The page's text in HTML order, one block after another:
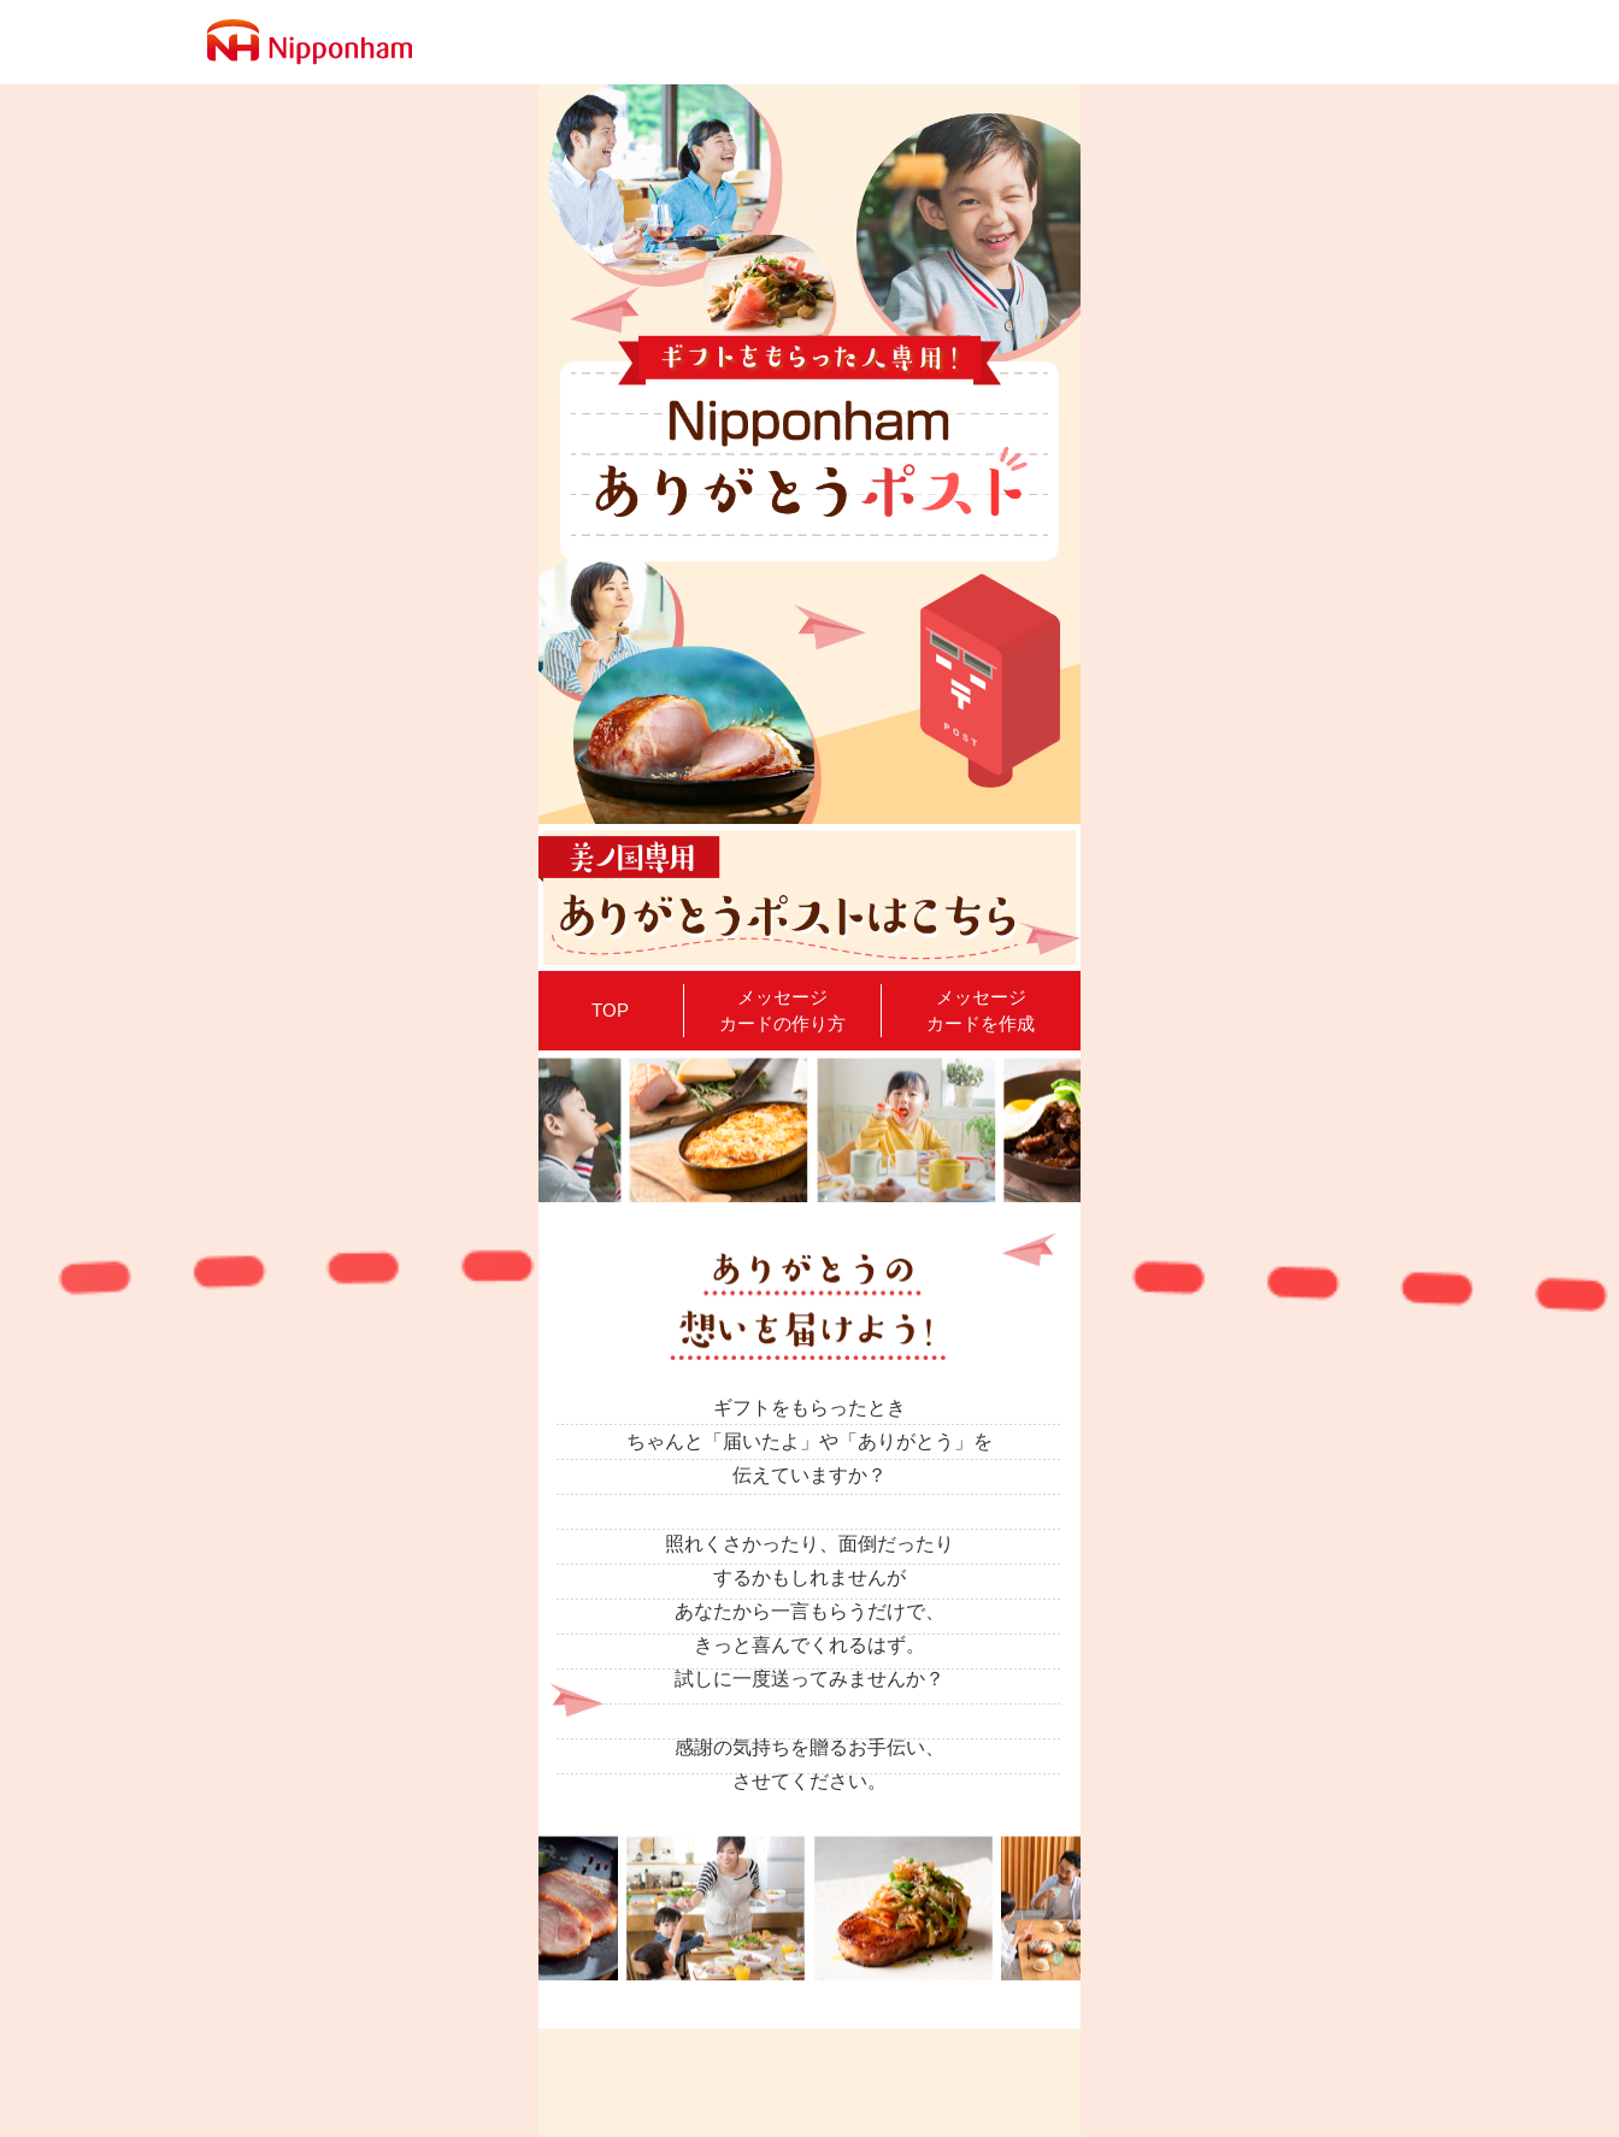
TOP
メッセージ
カードの作り方
メッセージ
カードを作成
ギフトをもらったとき
ちゃんと「届いたよ」や「ありがとう」を
伝えていますか？
照れくさかったり、面倒だったり
するかもしれませんが
あなたから一言もらうだけで、
きっと喜んでくれるはず。
試しに一度送ってみませんか？
感謝の気持ちを贈るお手伝い、
させてください。